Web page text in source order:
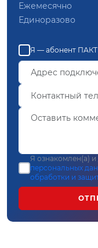
Ежемесячно
Единоразово
Я — абонент
Я ознакомлен(а)
персональных
обработки и